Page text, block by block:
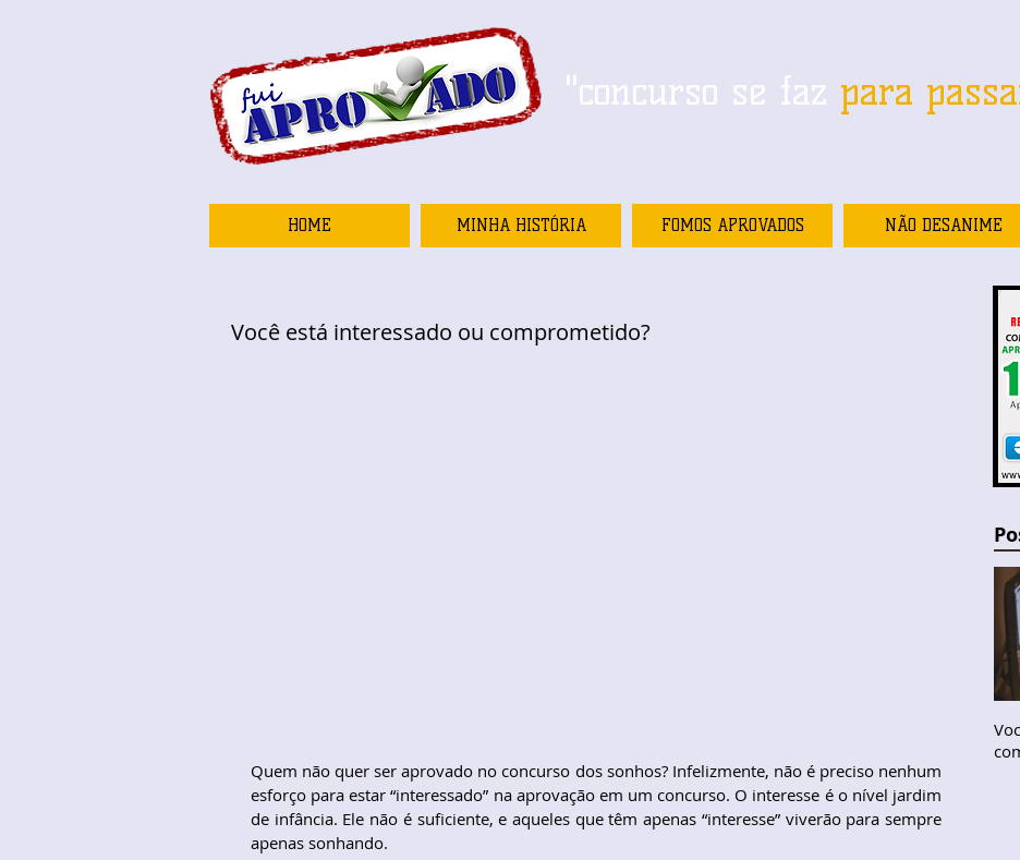
"concurso se faz para
Você está interessado ou comprometido?
Quem não quer ser aprovado no concurso dos sonhos? Infelizmente, não é preciso nenhum
esforço para estar “interessado” na aprovação em um concurso. O interesse é o nível jardim
de infância. Ele não é suficiente, e aqueles que têm apenas “interesse” viverão para sempre
apenas sonhando.
HOME MINHA HISTÓRIA FOMOS APROVADOS NÃO DESANIME